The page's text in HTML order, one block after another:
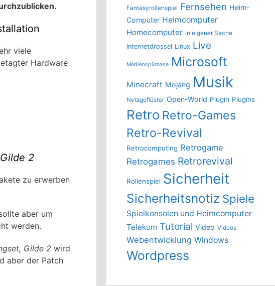
viele
Hardware
Gilde 2
zu erwerben
aber um
werden.
Gilde 2 wird
aber der Patch
Fantasyrollenspiel Fernsehen Heim-
Computer Heimcomputer
Homecomputer In eigener Sache
Internetdrossel Linux Live
Medienspürnase Microsoft
Minecraft Mojang Musik
Netzgeflüster Open-World Plugin Plugins
Retro Retro-Games
Retro-Revival
Retrocomputing Retrogame
Retrogames Retrorevival
Rollenspiel Sicherheit
Sicherheitsnotiz Spiele
Spielkonsolen und Heimcomputer
Telekom Tutorial Video Videos
Webentwicklung Windows
Wordpress